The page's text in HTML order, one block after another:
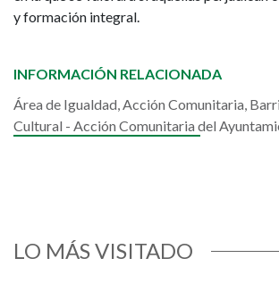
y formación integral.
INFORMACIÓN RELACIONADA
Área de Igualdad, Acción Comunitaria,
Cultural - Acción Comunitaria del
LO MÁS VISITADO